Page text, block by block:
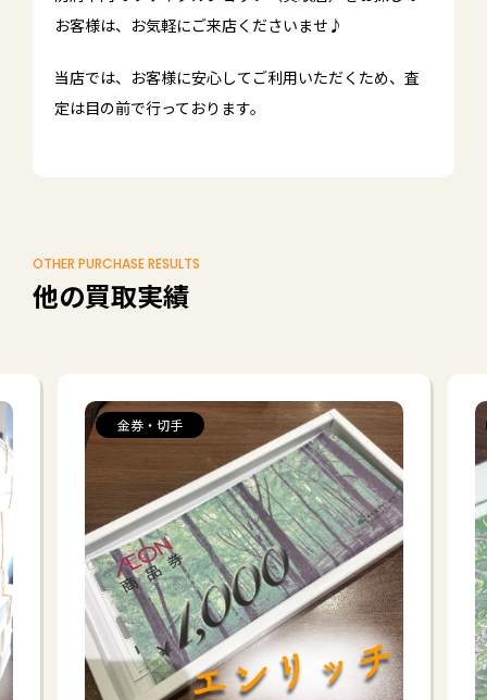
お客様は、お気軽にご来店くださいませ♪
当店では、お客様に安心してご利用いただくため、査
定は目の前で行っております。
OTHER PURCHASE RESULTS
他の買取実績
金券・切手